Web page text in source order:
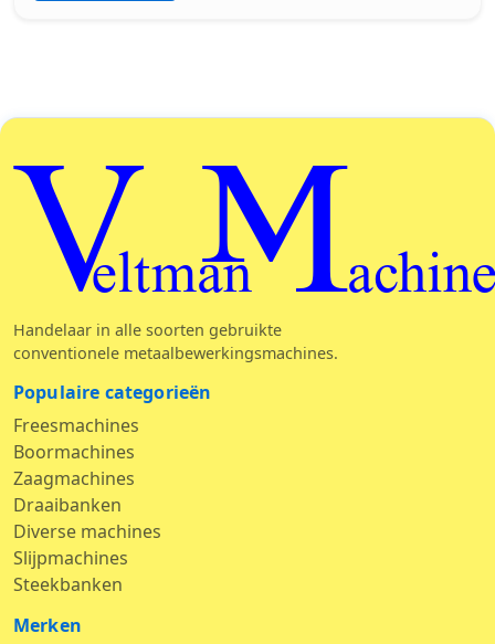
Veltman
Handelaar in alle soorten gebruikte
conventionele metaalbewerkingsmachines.
Populaire categorieën
Freesmachines
Boormachines
Zaagmachines
Draaibanken
Diverse machines
Slijpmachines
Steekbanken
Merken